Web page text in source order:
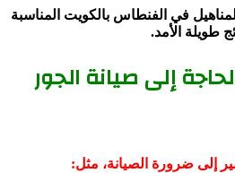
في الفنطاس بالكويت المناسبة
طويلة الأمد.
إلى صيانة الجور
إلى ضرورة الصيانة، مثل: